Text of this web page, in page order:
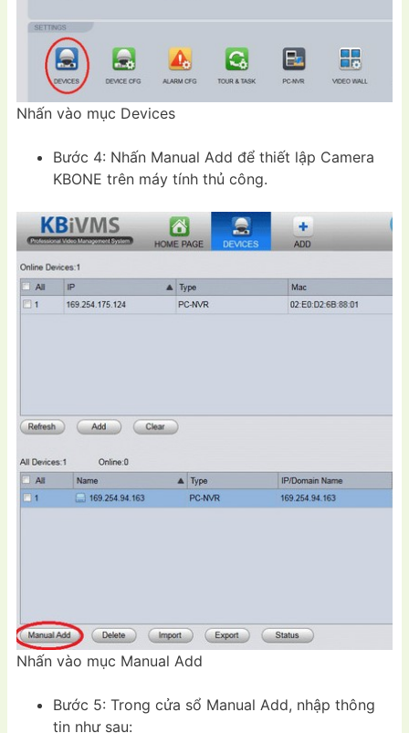
Nhấn vào mục Devices
Bước 4: Nhấn Manual Add để thiết lập Camera
KBONE trên máy tính thủ công.
Nhấn vào mục Manual Add
Bước 5: Trong cửa sổ Manual Add, nhập thông
tin như sau: